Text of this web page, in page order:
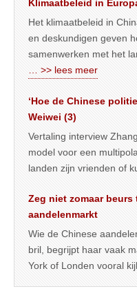
Klimaatbeleid in
Het klimaatbeleid in
en deskundigen geven
samenwerken met het
… >> lees meer
‘Hoe de Chinese
Weiwei (3)
Vertaling interview
model voor een
landen zijn vrienden of
Zeg niet zomaar beurs
aandelenmarkt
Wie de Chinese
bril, begrijpt haar vaak
York of Londen vooral